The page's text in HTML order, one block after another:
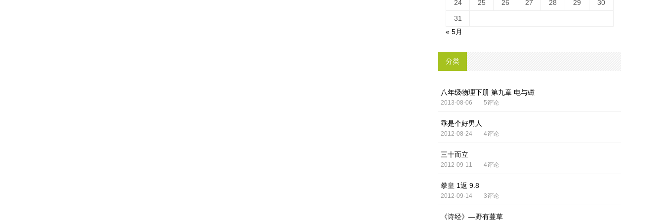
24
25 26 27 28 29
30
31
« 5月
分类
八年级物理下册 第九章 电与磁
2013-08-06 5评论
乖是个好男人
2012-08-24 4评论
三十而立
2012-09-11 4评论
拳皇 1返 9.8
2012-09-14 3评论
《诗经》—野有蔓草